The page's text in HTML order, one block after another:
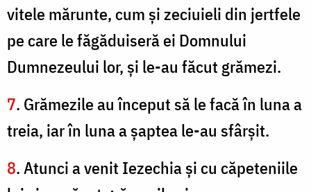
vitele mărunte, cum şi zeciuieli din jertfele
pe care le făgăduiseră ei Domnului
Dumnezeului lor, şi le-au făcut grămezi.
7. Grămezile au început să le facă în luna a
treia, iar în luna a şaptea le-au sfârşit.
8. Atunci a venit Iezechia şi cu căpeteniile